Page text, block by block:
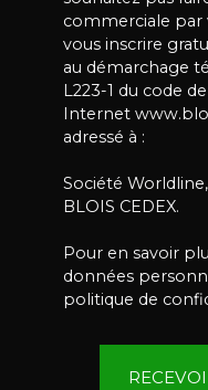
commerciale par
vous inscrire
au démarchage
L223-1 du code
Internet
adressé à :
Société Worldline,
BLOIS CEDEX.
Pour en savoir
données
politique de